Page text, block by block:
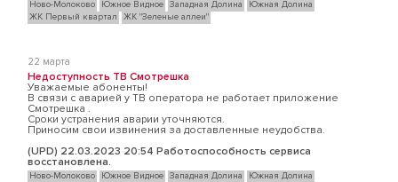
Ново-Молоково Южное Видное Западная Долина
Южная Долина
ЖК Первый квартал
ЖК "Зеленые аллеи"
22 марта
Недоступность ТВ Смотрешка
Уважаемые абоненты!
В связи с аварией у ТВ оператора не работает приложение
Смотрешка .
Cроки устранения аварии уточняются.
Приносим свои извинения за доставленные неудобства.
(UPD) 22.03.2023 20:54 Работоспособность сервиса
восстановлена.
Ново-Молоково Южное Видное Западная Долина
Южная Долина